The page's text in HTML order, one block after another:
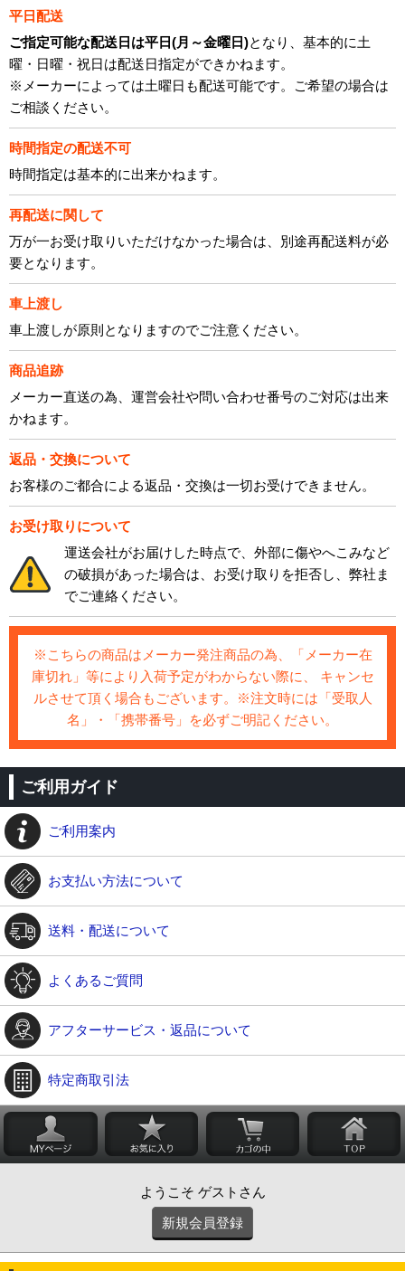
平日配送
ご指定可能な配送日は平日(月～金曜日)となり、基本的に土
曜・日曜・祝日は配送日指定ができかねます。
※メーカーによっては土曜日も配送可能です。ご希望の場合は
ご相談ください。
時間指定の配送不可
時間指定は基本的に出来かねます。
再配送に関して
万が一お受け取りいただけなかった場合は、別途再配送料が必
要となります。
車上渡し
車上渡しが原則となりますのでご注意ください。
商品追跡
メーカー直送の為、運営会社や問い合わせ番号のご対応は出来
かねます。
返品・交換について
お客様のご都合による返品・交換は一切お受けできません。
お受け取りについて
運送会社がお届けした時点で、外部に傷やへこみなど
の破損があった場合は、お受け取りを拒否し、弊社ま
でご連絡ください。
※こちらの商品はメーカー発注商品の為、「メーカー在
庫切れ」等により入荷予定がわからない際に、 キャンセ
ルさせて頂く場合もございます。※注文時には「受取人
名」・「携帯番号」を必ずご明記ください。
ご利用ガイド
ご利用案内
お支払い方法について
送料・配送について
よくあるご質問
アフターサービス・返品について
特定商取引法
ようこそ ゲストさん
新規会員登録